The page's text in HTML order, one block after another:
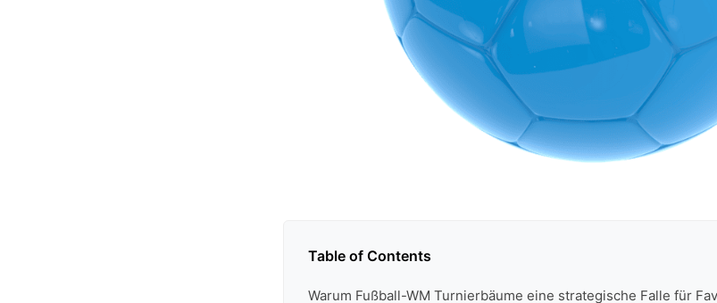
Table of Contents
Warum Fußball-WM Turnierbäume eine strategische Falle für